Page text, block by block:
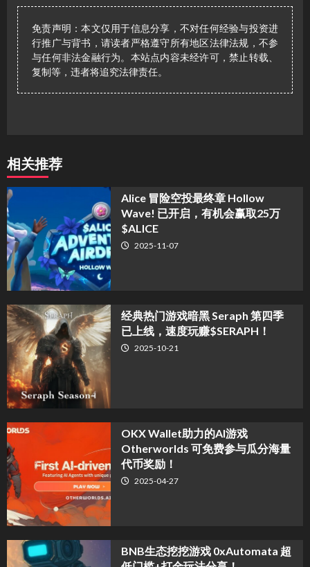
免责声明：本文仅用于信息分享，不对任何经验与投资进
行推广与背书，请读者严格遵守所有地区法律法规，不参
与任何非法金融行为。本站点内容未经许可，禁止转载、
复制等，违者将追究法律责任。
相关推荐
Alice 冒险空投最终章 Hollow
Wave! 已开启，有机会赢取25万
$ALICE
2025-11-07
经典热门游戏暗黑 Seraph 第四季
已上线，速度玩赚$SERAPH！
2025-10-21
OKX Wallet助力的AI游戏
Otherworlds 可免费参与瓜分海量
代币奖励！
2025-04-27
BNB生态挖挖游戏 0xAutomata 超